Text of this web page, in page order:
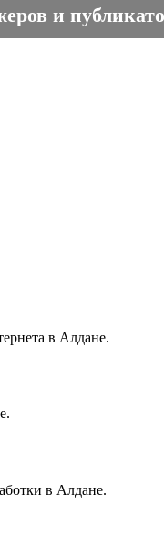
и
в Алдане.
в Алдане.